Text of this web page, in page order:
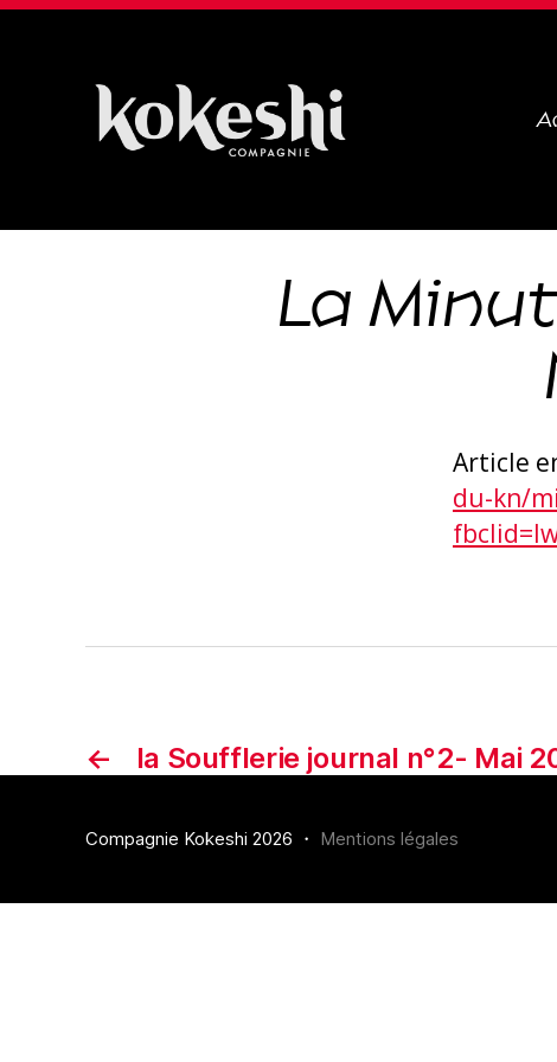
La
Article
du-kn/
← la Soufflerie journal n°2- Mai
Compagnie Kokeshi 2026 ・ Mentions légales